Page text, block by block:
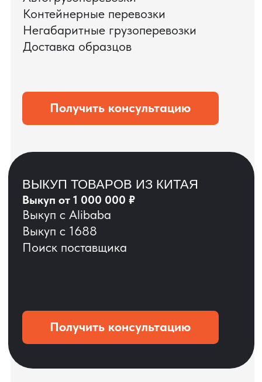
ВАШЕГО АГРЕГАТА
ДО ОПЛАТЫ?
ОСТАВЬТЕ ЗАЯВКУ
Мы вернёмся с расчётом и фото после
технической проверки
Оставить заявку